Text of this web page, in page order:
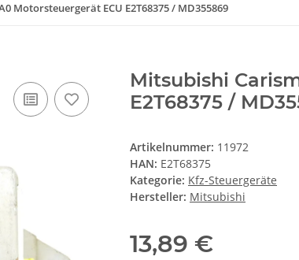
Motorsteuergerät ECU E2T68375 / MD355869
Mitsubishi
E2T68375 /
Artikelnummer: 11972
HAN: E2T68375
Kategorie: Kfz-Steuergeräte
Hersteller: Mitsubishi
13,89 €